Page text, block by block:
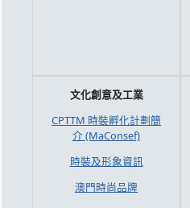
文化創意及工業
CPTTM 時裝孵化計劃簡
介 (MaConsef)
時裝及形象資訊
澳門時尚品牌